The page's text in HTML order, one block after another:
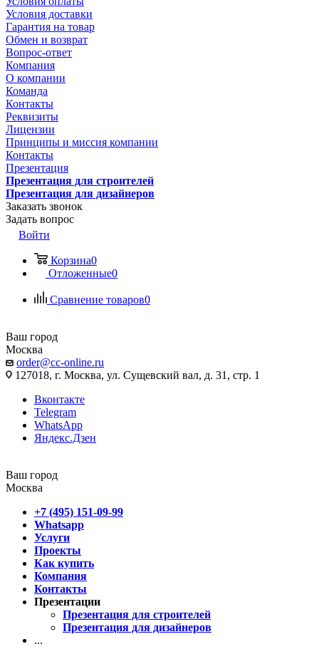
Условия доставки
Гарантия на товар
Обмен и возврат
Вопрос-ответ
Компания
О компании
Команда
Контакты
Реквизиты
Лицензии
Принципы и миссия компании
Контакты
Презентация
Презентация для строителей
Презентация для дизайнеров
Заказать звонок
Задать вопрос
Войти
Корзина0
Отложенные0
Сравнение товаров0
Ваш город
Москва
order@cc-online.ru
127018, г. Москва, ул. Сущевский вал, д. 31, стр. 1
Вконтакте
Telegram
WhatsApp
Яндекс.Дзен
Ваш город
Москва
+7 (495) 151-09-99
Whatsapp
Услуги
Проекты
Как купить
Компания
Контакты
Презентации
Презентация для строителей
Презентация для дизайнеров
...